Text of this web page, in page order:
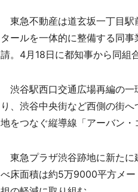
東急不動産は道玄坂一丁目駅
タールを一体的に整備する同
請。4月18日に都知事から同組
渋谷駅西口交通広場再編の一
り、渋谷中央街など西側の街
地をつなぐ縦導線「アーバン・
東急プラザ渋谷跡地に新たに
べ床面積は約5万9000平方メー